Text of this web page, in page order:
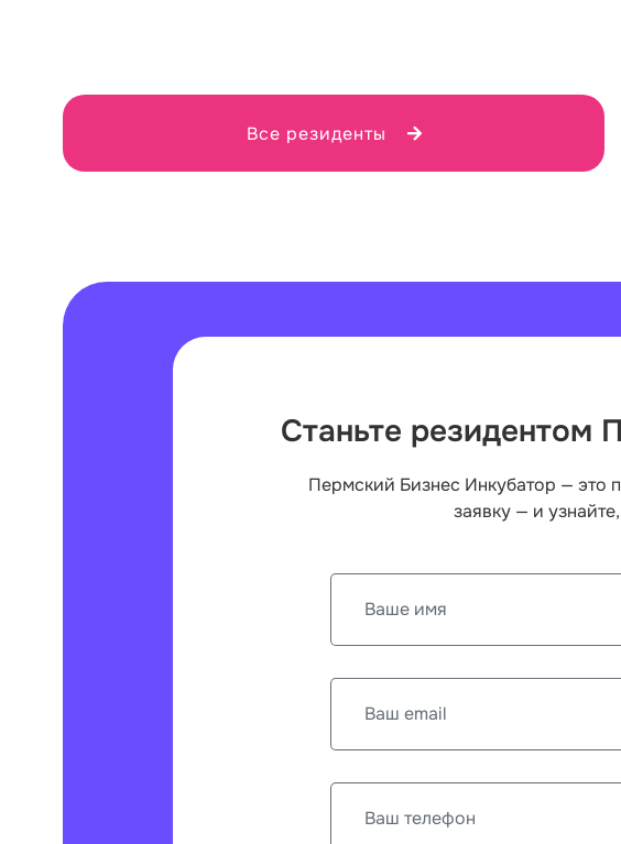
Все резиденты
Станьте резидентом
Пермский Бизнес Инкубатор — это
заявку — и